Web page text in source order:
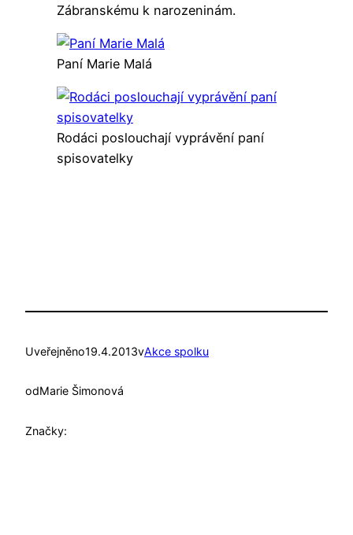
Zábranskému k narozeninám.
Paní Marie Malá
Rodáci poslouchají vyprávění paní
spisovatelky
Uveřejněno19.4.2013vAkce spolku
odMarie Šimonová
Značky: